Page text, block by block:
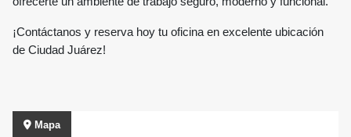
¡Contáctanos y reserva hoy tu oficina en excelente ubicación
de Ciudad Juárez!
Mapa